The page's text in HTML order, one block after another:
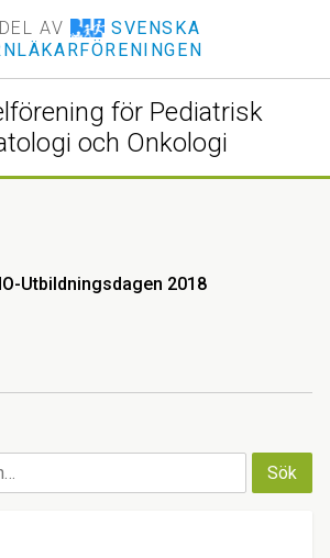
AV
SVENSKA
för Pediatrisk
och Onkologi
Utbildningsdagen 2018